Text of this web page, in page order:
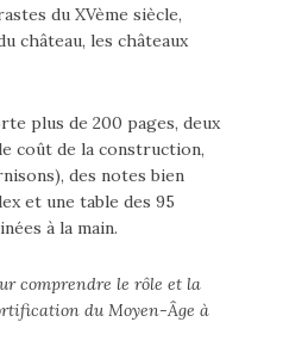
du XVème siècle,
château, les châteaux
plus de 200 pages, deux
coût de la construction,
des notes bien
et une table des 95
à la main.
comprendre le rôle et la
du Moyen-Âge à